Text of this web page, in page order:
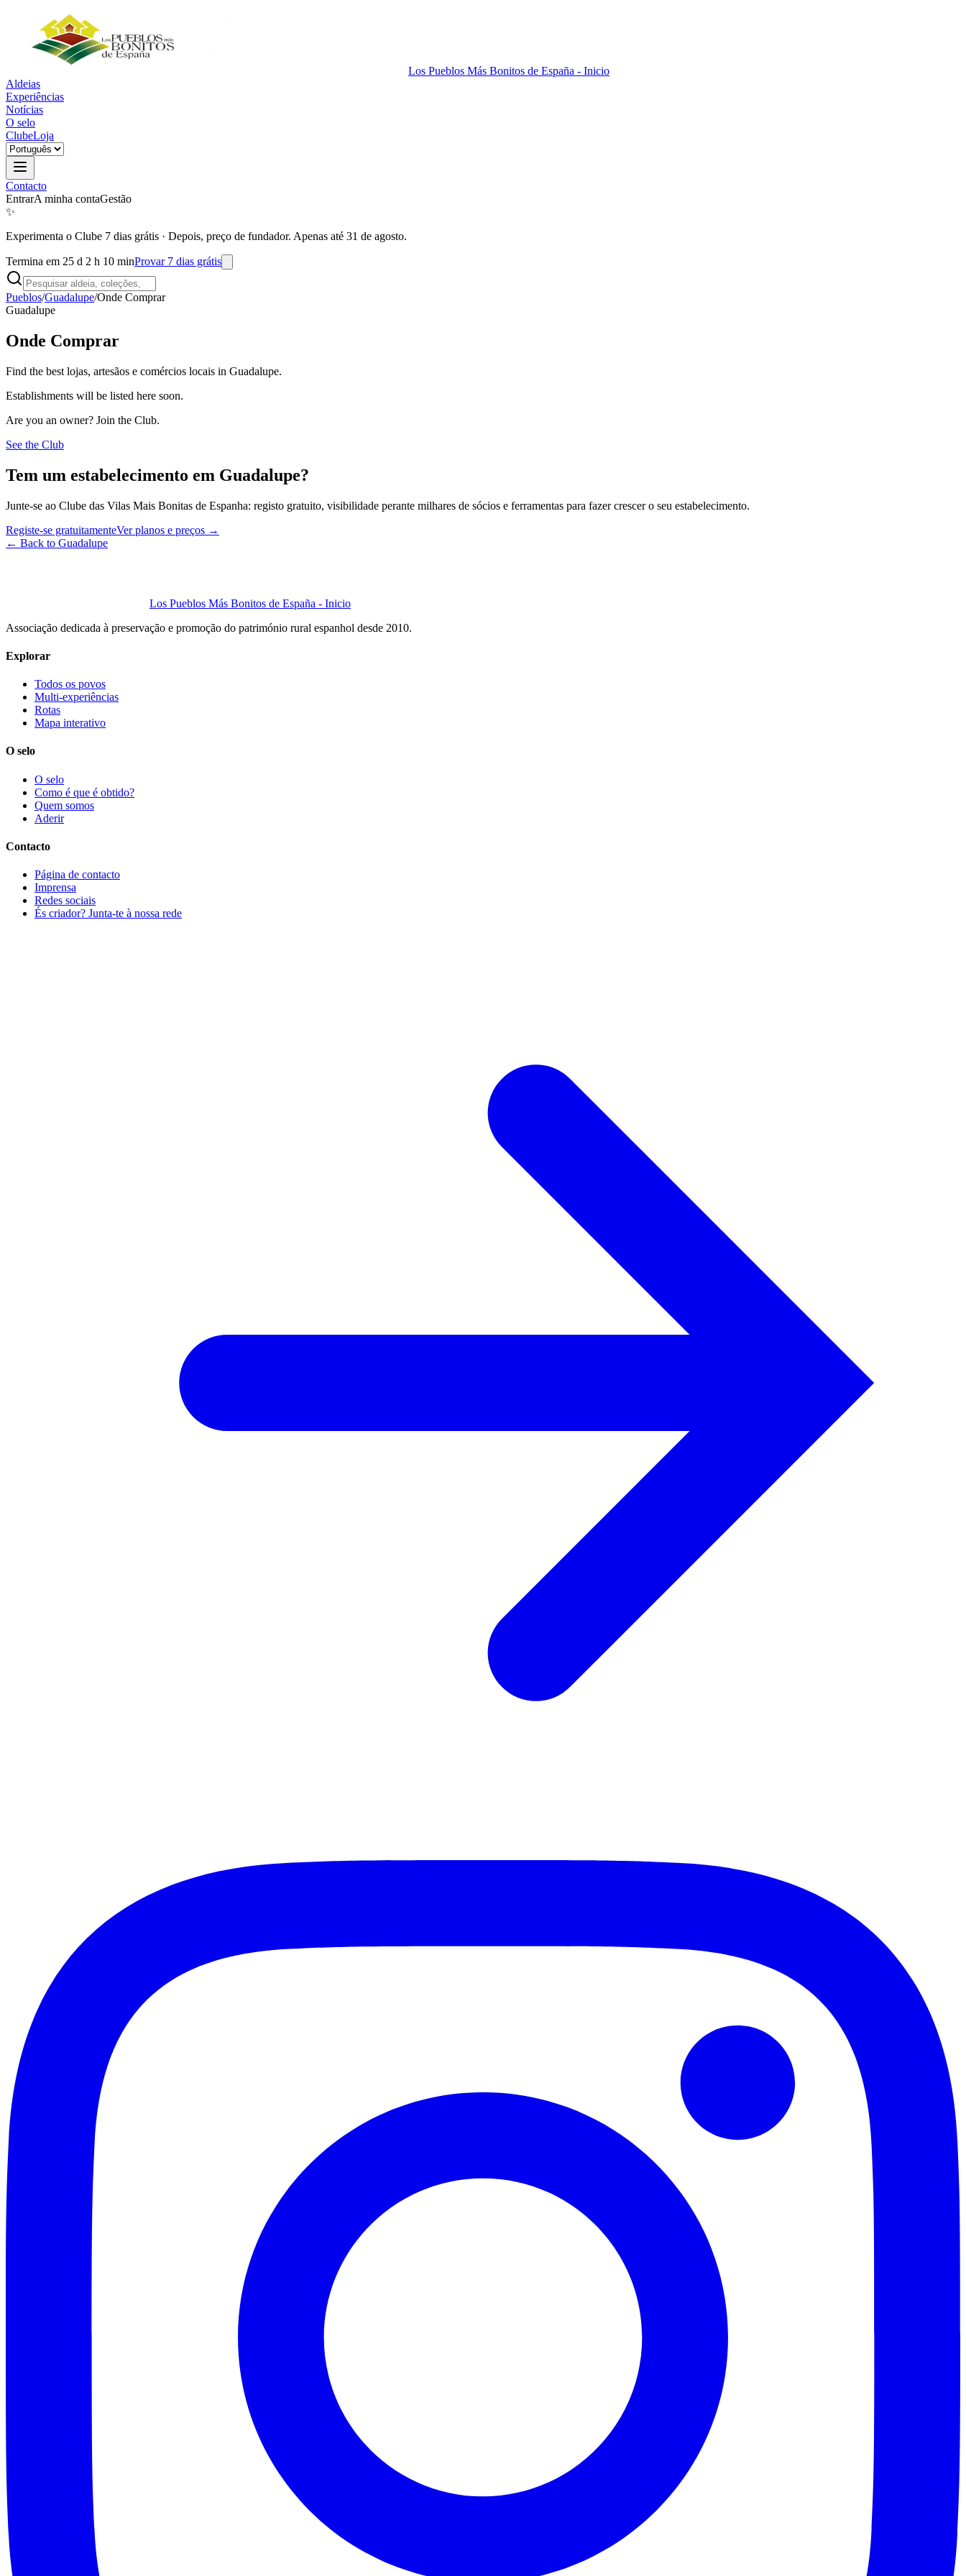
Los Pueblos Más Bonitos de España - Inicio
Aldeias
Experiências
Notícias
O selo
ClubeLoja
Contacto
EntrarA minha contaGestão
✨
Experimenta o Clube 7 dias grátis · Depois, preço de fundador. Apenas até 31 de agosto.
Termina em 25 d 2 h 10 minProvar 7 dias grátis
Pueblos/Guadalupe/Onde Comprar
Guadalupe
Onde Comprar
Find the best lojas, artesãos e comércios locais in Guadalupe.
Establishments will be listed here soon.
Are you an owner? Join the Club.
See the Club
Tem um estabelecimento em Guadalupe?
Junte-se ao Clube das Vilas Mais Bonitas de Espanha: registo gratuito, visibilidade perante milhares de sócios e ferramentas para fazer crescer o seu estabelecimento.
Registe-se gratuitamenteVer planos e preços →
← Back to Guadalupe
Los Pueblos Más Bonitos de España - Inicio
Associação dedicada à preservação e promoção do património rural espanhol desde 2010.
Explorar
Todos os povos
Multi-experiências
Rotas
Mapa interativo
O selo
O selo
Como é que é obtido?
Quem somos
Aderir
Contacto
Página de contacto
Imprensa
Redes sociais
És criador? Junta-te à nossa rede